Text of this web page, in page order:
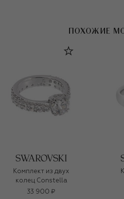
ПОХОЖИЕ
Комплект из двух
колец Constella
33 900 ₽